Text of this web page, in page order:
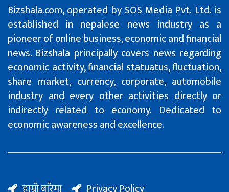
Bizshala.com, operated by SOS Media Pvt. Ltd. is
established in nepalese news industry as a
pioneer of online business, economic and financial
news. Bizshala principally covers news regarding
economic activity, financial statuatus, fluctuation,
share market, currency, corporate, automobile
industry and every other activities directly or
indirectly related to economy. Dedicated to
economic awareness and excellence.